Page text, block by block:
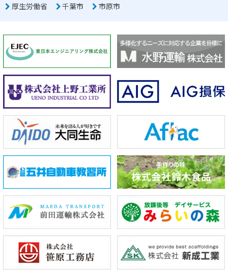
厚生労働省
千葉市 市原市